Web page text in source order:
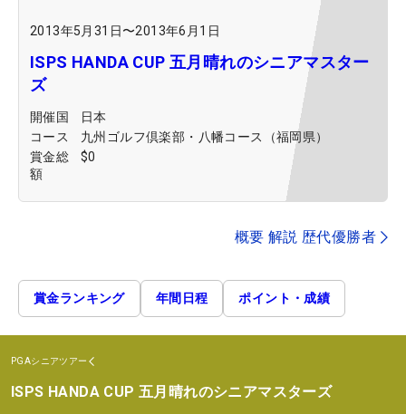
2013年5月31日〜2013年6月1日
ISPS HANDA CUP 五月晴れのシニアマスター
ズ
開催国
日本
コース
九州ゴルフ倶楽部・八幡コース（福岡県）
賞金総
額
$0
概要 解説 歴代優勝者
賞金ランキング 年間日程 ポイント・成績
PGAシニアツアー
ISPS HANDA CUP 五月晴れのシニアマスターズ